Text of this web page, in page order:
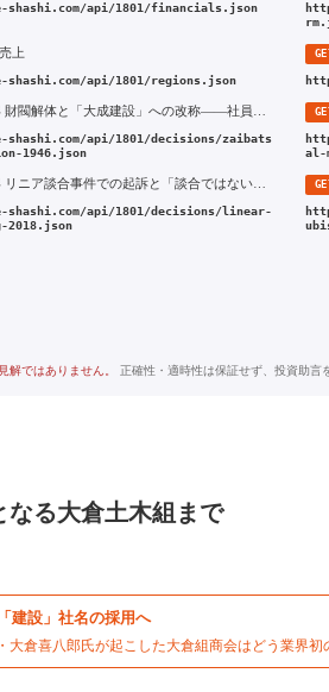
api/1801/financials.json
上
api/1801/regions.json
api/1801/decisions/zaibats
1946.json
al-
api/1801/decisions/linear-
2018.json
ではありません。 正確性・適時性は保証せず、投資助言
る大倉土木組まで
建設」社名の採用へ
倉喜八郎氏が起こした大倉組商会はどう業界